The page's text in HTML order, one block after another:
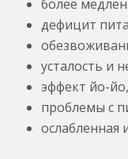
более
дефицит
усталость и
эффект йо-
проблемы с
ослабленная